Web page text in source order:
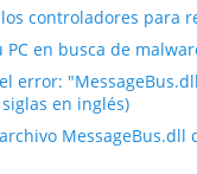
controladores para
PC en busca de
error:
en inglés)
MessageBus.dll